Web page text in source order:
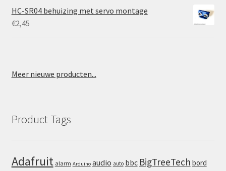
HC-SR04 behuizing met servo montage
€2,45
Meer nieuwe producten...
Product Tags
Adafruit alarm Arduino audio auto bbc BigTreeTech bord